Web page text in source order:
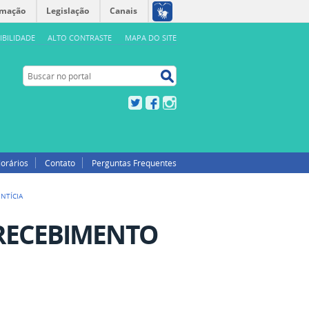
ALTO CONTRASTE MAPA DO SITE
Legislação Canais
Buscar no portal
TwitterFacebook
Contato Perguntas Frequentes